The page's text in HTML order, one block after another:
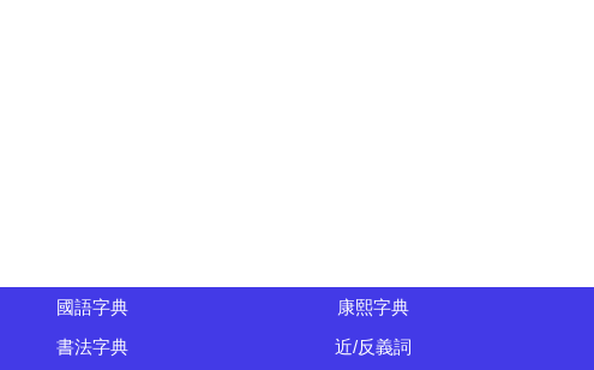
國語字典 康熙字典
書法字典 近/反義詞